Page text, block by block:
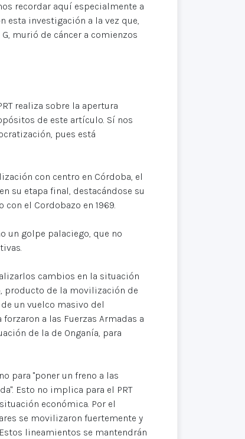
recordar aquí especialmente a
esta investigación a la vez que,
murió de cáncer a comienzos
realiza sobre la apertura
de este artículo. Sí nos
pues está
con centro en Córdoba, el
su etapa final, destacándose su
el Cordobazo en 1969.
un golpe palaciego, que no
cambios en la situación
producto de la movilización de
un vuelco masivo del
a las Fuerzas Armadas a
de la de Onganía, para
para "poner un freno a las
Esto no implica para el PRT
económica. Por el
se movilizaron fuertemente y
lineamientos se mantendrán